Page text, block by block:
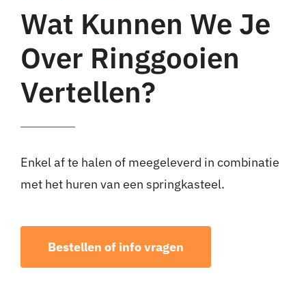
Wat Kunnen We Je
Over Ringgooien
Vertellen?
Enkel af te halen of meegeleverd in combinatie
met het huren van een springkasteel.
Bestellen of info vragen